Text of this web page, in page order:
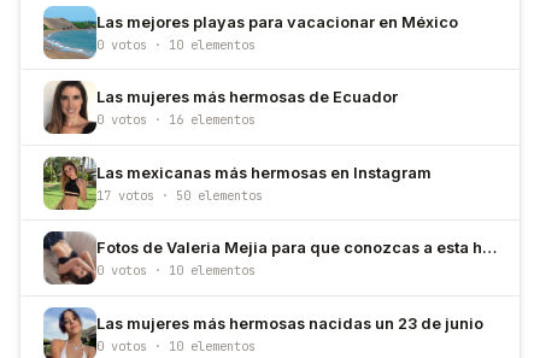
Las mejores playas para vacacionar en México
0 votos · 10 elementos
Las mujeres más hermosas de Ecuador
0 votos · 16 elementos
Las mexicanas más hermosas en Instagram
17 votos · 50 elementos
Fotos de Valeria Mejia para que conozcas a esta hermosa modelo
0 votos · 10 elementos
Las mujeres más hermosas nacidas un 23 de junio
0 votos · 10 elementos